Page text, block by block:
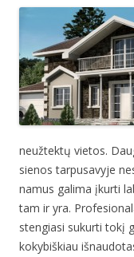
neužtektų vietos.
sienos tarpusavyje
namus galima įkurti
tam ir yra.
stengiasi sukurti tokį
kokybiškiau